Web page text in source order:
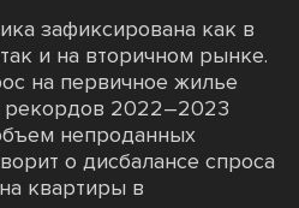
зафиксирована как в
и на вторичном рынке.
на первичное жилье
рекордов 2022–2023
непроданных
о дисбалансе спроса
квартиры в